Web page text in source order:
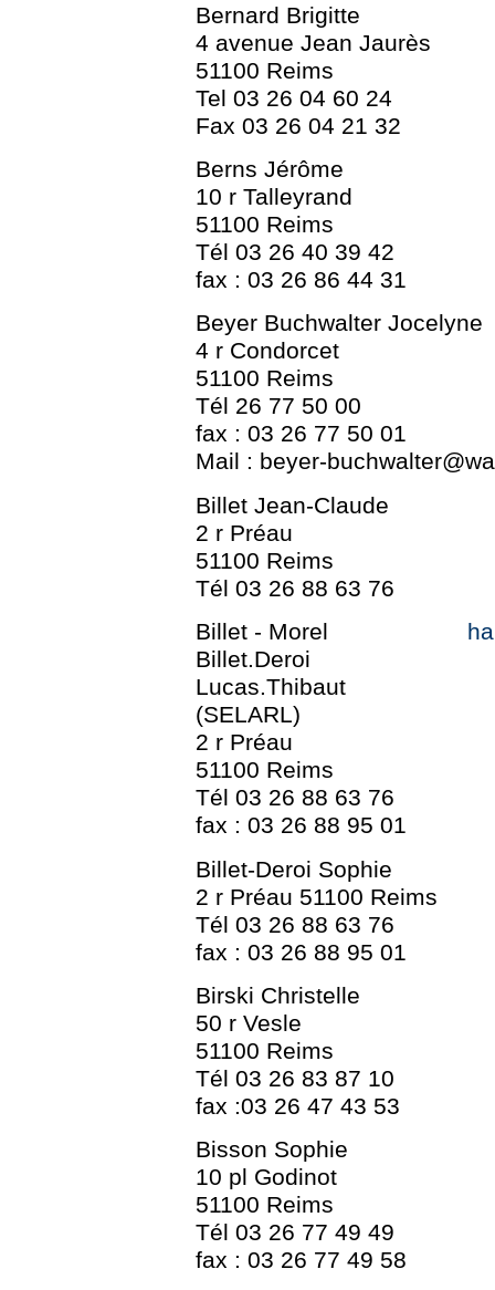
Bernard Brigitte
4 avenue Jean Jaurès
51100 Reims
Tel 03 26 04 60 24
Fax 03 26 04 21 32
Berns Jérôme
10 r Talleyrand
51100 Reims
Tél 03 26 40 39 42
fax : 03 26 86 44 31
Beyer Buchwalter Jocelyne
4 r Condorcet
51100 Reims
Tél 26 77 50 00
fax : 03 26 77 50 01
Mail : beyer-
Billet Jean-Claude
2 r Préau
51100 Reims
Tél 03 26 88 63 76
Billet - Morel
Billet.Deroi
Lucas.Thibaut
(SELARL)
2 r Préau
51100 Reims
Tél 03 26 88 63 76
fax : 03 26 88 95 01
Billet-Deroi Sophie
2 r Préau 51100 Reims
Tél 03 26 88 63 76
fax : 03 26 88 95 01
Birski Christelle
50 r Vesle
51100 Reims
Tél 03 26 83 87 10
fax :03 26 47 43 53
Bisson Sophie
10 pl Godinot
51100 Reims
Tél 03 26 77 49 49
fax : 03 26 77 49 58